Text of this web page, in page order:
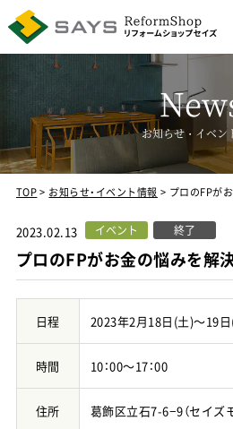
コンセプト
デザインスタイル
リノベーションの流れ
施工事例
お知らせ・イベン
TOP お知らせ・イベント情報 プロのFPが
2023.02.13 イベント 終了
プロのFPがお金の悩みを解
日程 2023年2月18日(土)～19
時間 10：00～17：00
住所 葛飾区立石7-6−9（セイズ